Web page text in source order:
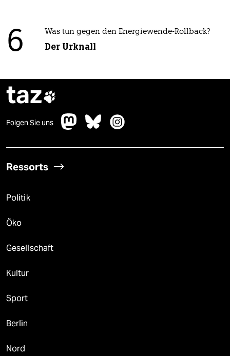
6 Was tun gegen den Energiewende-Rollback?
Der Urknall
taz
Folgen Sie uns
Ressorts
Politik
Öko
Gesellschaft
Kultur
Sport
Berlin
Nord